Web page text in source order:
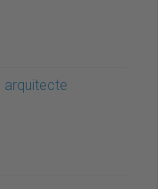
arquitecte